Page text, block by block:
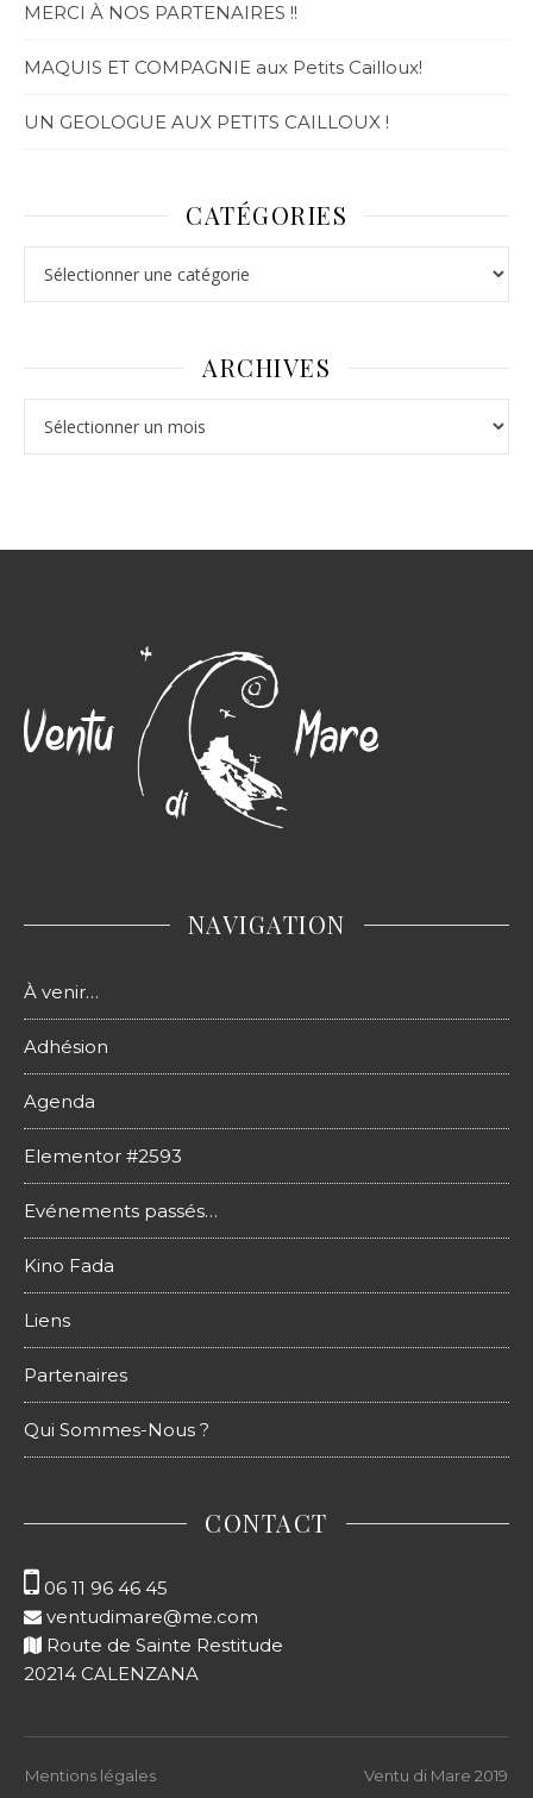
MERCI À NOS PARTENAIRES !!
MAQUIS ET COMPAGNIE aux Petits Cailloux!
UN GEOLOGUE AUX PETITS CAILLOUX !
CATÉGORIES
ARCHIVES
NAVIGATION
À venir…
Adhésion
Agenda
Elementor #2593
Evénements passés…
Kino Fada
Liens
Partenaires
Qui Sommes-Nous ?
CONTACT
06 11 96 46 45‬
ventudimare@me.com
Route de Sainte Restitude
20214 CALENZANA
Mentions légales Ventu di Mare 2019